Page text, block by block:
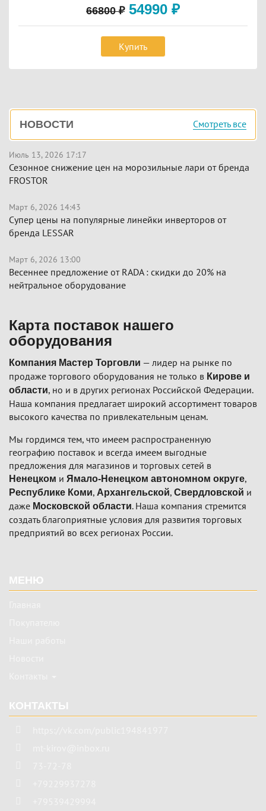
66800₽ 54990 ₽
Купить
Боковая
панель
НОВОСТИ Смотреть все
Июль 13, 2026 17:17
Сезонное снижение цен на морозильные лари от бренда
FROSTOR
Март 6, 2026 14:43
Супер цены на популярные линейки инверторов от
бренда LESSAR
Март 6, 2026 13:00
Весеннее предложение от RADA : скидки до 20% на
нейтральное оборудование
Карта поставок нашего
оборудования
Компания Мастер Торговли — лидер на рынке по
продаже торгового оборудования не только в Кирове и
области, но и в других регионах Российской Федерации.
Наша компания предлагает широкий ассортимент товаров
высокого качества по привлекательным ценам.
Мы гордимся тем, что имеем распространенную
географию поставок и всегда имеем выгодные
предложения для магазинов и торговых сетей в
Ненецком и Ямало-Ненецком автономном округе,
Республике Коми, Архангельской, Свердловской и
даже Московской области. Наша компания стремится
создать благоприятные условия для развития торговых
предприятий во всех регионах России.
МЕНЮ
КОНТАКТЫ